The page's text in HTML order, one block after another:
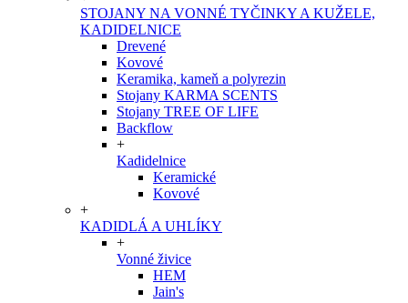
STOJANY NA VONNÉ TYČINKY A KUŽELE,
KADIDELNICE
Drevené
Kovové
Keramika, kameň a polyrezin
Stojany KARMA SCENTS
Stojany TREE OF LIFE
Backflow
+
Kadidelnice
Keramické
Kovové
+
KADIDLÁ A UHLÍKY
+
Vonné živice
HEM
Jain's